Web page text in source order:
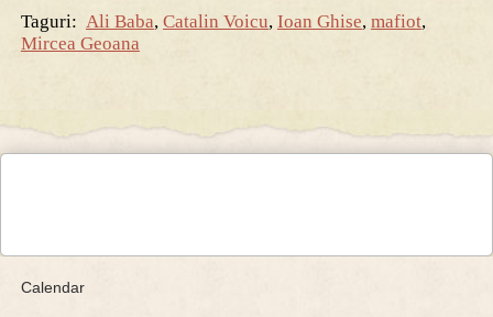
Taguri: Ali Baba, Catalin Voicu, Ioan Ghise, mafiot,
Mircea Geoana
Calendar